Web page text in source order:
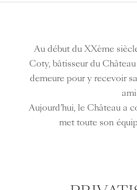
Au début du XXème
Coty, bâtisseur du
demeure pour y recevoir
Aujourd’hui, le Château a
met toute son